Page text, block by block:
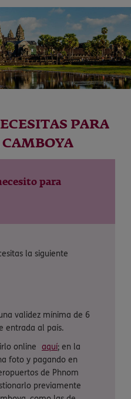
PARA
CAMBOYA
para
la siguiente
validez mínima de 6
entrada al país.
online aquí; en la
foto y pagando en
de Phnom
previamente